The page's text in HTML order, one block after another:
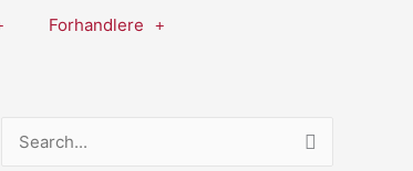
Forhandlere